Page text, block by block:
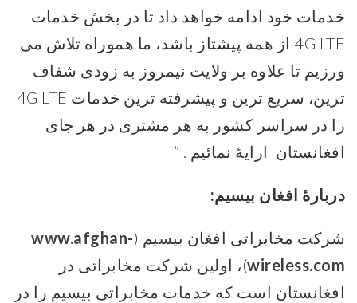
خدمات خود ادامه خواهد داد تا در بخش خدمات
4G LTE از همه پیشتاز باشد، ما هموراه تلاش می
ورزیم تا علاوه بر ولایت نیمروز به زودی شفاف
ترین، سریع ترین و پیشرفته ترین خدمات 4G LTE
را در سراسر کشور به هر مشتری در هر جای
افغانستان ارایۀ نمائیم . ”
دربارۀ افغان بیسیم:
شرکت مخابراتی افغان بیسیم (www.afghan-
wireless.com)، اولین شرکت مخابراتی در
افغانستان است که خدمات مخابراتی بیسیم را در